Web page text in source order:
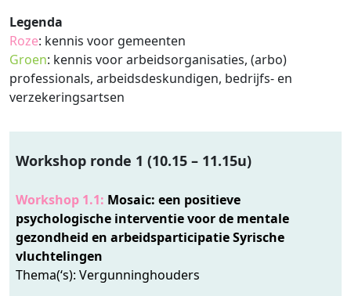
Legenda
Roze: kennis voor gemeenten
Groen: kennis voor arbeidsorganisaties, (arbo)
professionals, arbeidsdeskundigen, bedrijfs- en
verzekeringsartsen
Workshop ronde 1 (10.15 – 11.15u)
Workshop 1.1: Mosaic: een positieve
psychologische interventie voor de mentale
gezondheid en arbeidsparticipatie Syrische
vluchtelingen
Thema(‘s): Vergunninghouders